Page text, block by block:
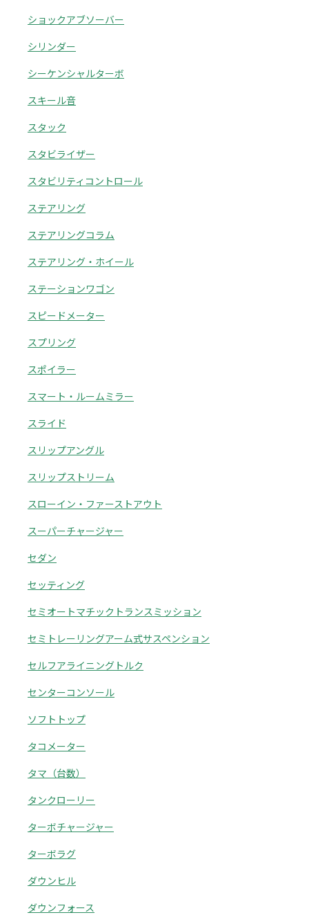
ショックアブソーバー
シリンダー
シーケンシャルターボ
スキール音
スタック
スタビライザー
スタビリティコントロール
ステアリング
ステアリングコラム
ステアリング・ホイール
ステーションワゴン
スピードメーター
スプリング
スポイラー
スマート・ルームミラー
スライド
スリップアングル
スリップストリーム
スローイン・ファーストアウト
スーパーチャージャー
セダン
セッティング
セミオートマチックトランスミッション
セミトレーリングアーム式サスペンション
セルフアライニングトルク
センターコンソール
ソフトトップ
タコメーター
タマ（台数）
タンクローリー
ターボチャージャー
ターボラグ
ダウンヒル
ダウンフォース